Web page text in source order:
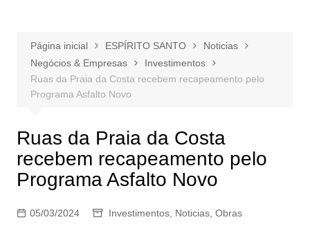
Página inicial ESPÍRITO SANTO
Noticias
Negócios & Empresas
Investimentos
Ruas da Praia da Costa recebem recapeamento pelo
Programa Asfalto Novo
Ruas da Praia da Costa
recebem recapeamento pelo
Programa Asfalto Novo
05/03/2024 Investimentos, Noticias, Obras